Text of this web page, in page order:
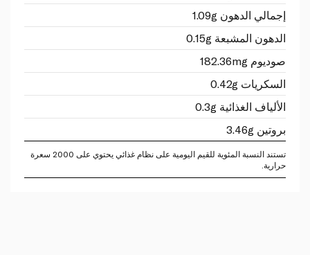
إجمالي الدهون 1.09g
الدهون المشبعة 0.15g
صوديوم 182.36mg
السكريات 0.42g
الألياف الغذائية 0.3g
بروتين 3.46g
تستند النسبة المئوية للقيم اليومية على نظام غذائي يحتوي على 2000 سعرة
حرارية.